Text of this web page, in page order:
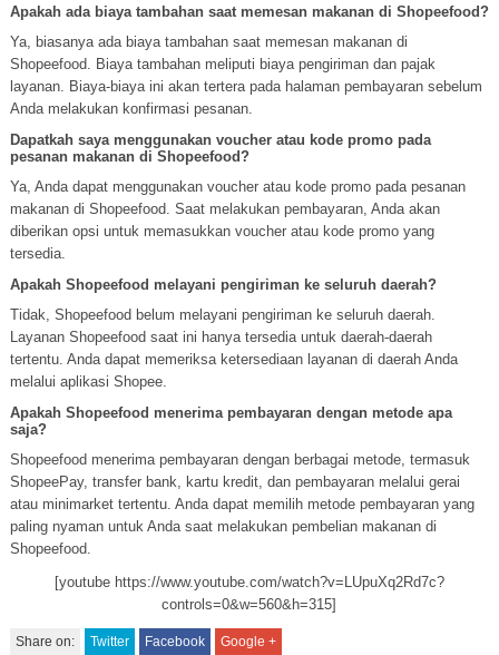
Apakah ada biaya tambahan saat memesan makanan di Shopeefood?
Ya, biasanya ada biaya tambahan saat memesan makanan di
Shopeefood. Biaya tambahan meliputi biaya pengiriman dan pajak
layanan. Biaya-biaya ini akan tertera pada halaman pembayaran sebelum
Anda melakukan konfirmasi pesanan.
Dapatkah saya menggunakan voucher atau kode promo pada
pesanan makanan di Shopeefood?
Ya, Anda dapat menggunakan voucher atau kode promo pada pesanan
makanan di Shopeefood. Saat melakukan pembayaran, Anda akan
diberikan opsi untuk memasukkan voucher atau kode promo yang
tersedia.
Apakah Shopeefood melayani pengiriman ke seluruh daerah?
Tidak, Shopeefood belum melayani pengiriman ke seluruh daerah.
Layanan Shopeefood saat ini hanya tersedia untuk daerah-daerah
tertentu. Anda dapat memeriksa ketersediaan layanan di daerah Anda
melalui aplikasi Shopee.
Apakah Shopeefood menerima pembayaran dengan metode apa
saja?
Shopeefood menerima pembayaran dengan berbagai metode, termasuk
ShopeePay, transfer bank, kartu kredit, dan pembayaran melalui gerai
atau minimarket tertentu. Anda dapat memilih metode pembayaran yang
paling nyaman untuk Anda saat melakukan pembelian makanan di
Shopeefood.
[youtube https://www.youtube.com/watch?v=LUpuXq2Rd7c?
controls=0&w=560&h=315]
Share on: Twitter Facebook Google +